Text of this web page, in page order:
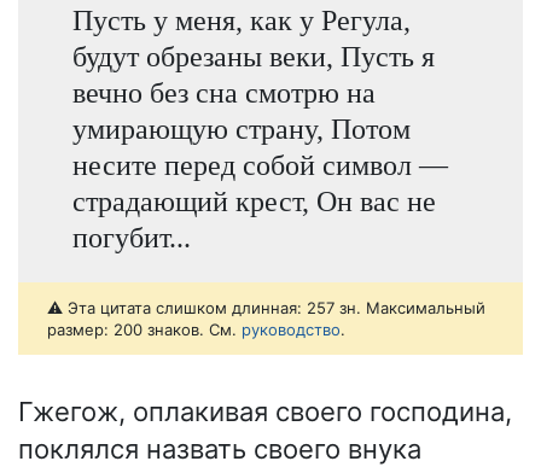
Пусть у меня, как у Регула,
будут обрезаны веки, Пусть я
вечно без сна смотрю на
умирающую страну, Потом
несите перед собой символ —
страдающий крест, Он вас не
погубит...
⚠️ Эта цитата слишком длинная: 257 зн. Максимальный
размер: 200 знаков. См. руководство.
Гжегож, оплакивая своего господина,
поклялся назвать своего внука